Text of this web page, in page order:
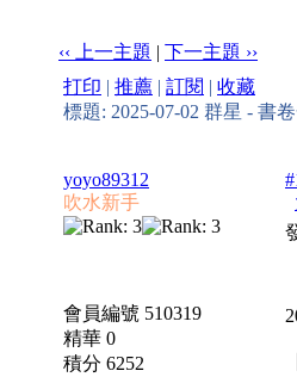
‹‹ 上一主題 | 下一主題 ››
打印 | 推薦 | 訂閱 | 收藏
標題: 2025-07-02 群星 - 書
yoyo89312
吹水新手
會員編號 510319
精華 0
積分 6252